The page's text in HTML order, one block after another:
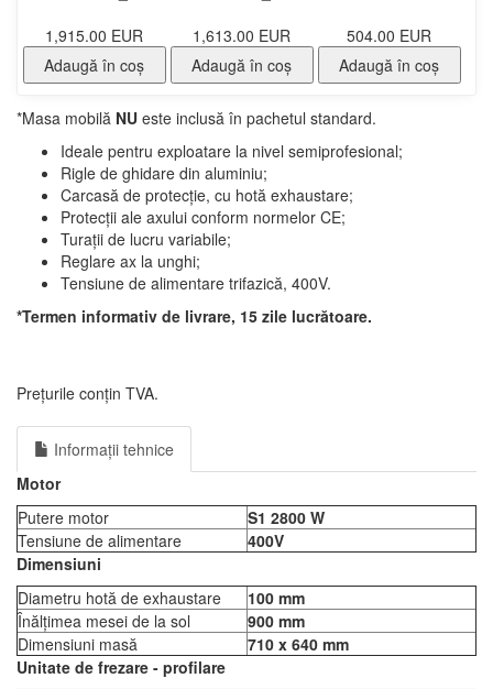
1,915.00 EUR
Adaugă în coş
1,613.00 EUR
Adaugă în coş
504.00 EUR
Adaugă în coş
*Masa mobilă NU este inclusă în pachetul standard.
Ideale pentru exploatare la nivel semiprofesional;
Rigle de ghidare din aluminiu;
Carcasă de protecție, cu hotă exhaustare;
Protecții ale axului conform normelor CE;
Turații de lucru variabile;
Reglare ax la unghi;
Tensiune de alimentare trifazică, 400V.
*Termen informativ de livrare, 15 zile lucrătoare.
Prețurile conțin TVA.
Informații tehnice
Motor
Putere motor
S1 2800 W
Tensiune de alimentare
400V
Dimensiuni
Diametru hotă de exhaustare
100 mm
Înălțimea mesei de la sol
900 mm
Dimensiuni masă
710 x 640 mm
Unitate de frezare - profilare